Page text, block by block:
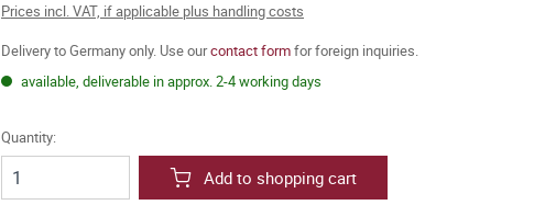
Prices incl. VAT, if applicable plus handling costs
Delivery to Germany only. Use ourcontact formfor foreign inquiries.
available, deliverable in approx. 2-4 working days
Quantity:
Add to shopping cart